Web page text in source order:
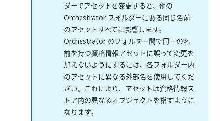
ダーでアセットを変更すると、他の
Orchestrator フォルダーにある同じ名前
のアセットすべてに影響します。
Orchestrator のフォルダー間で同一の名
前を持つ資格情報アセットに誤って変更を
加えないようにするには、各フォルダー内
のアセットに異なる外部名を使用してくだ
さい。これにより、アセットは資格情報ス
トア内の異なるオブジェクトを指すように
なります。